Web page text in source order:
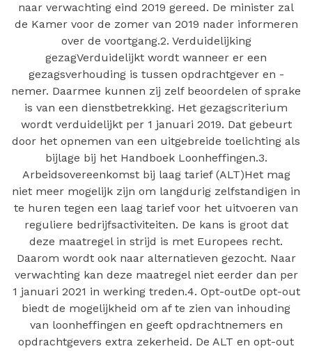
naar verwachting eind 2019 gereed. De minister zal
de Kamer voor de zomer van 2019 nader informeren
over de voortgang.2. Verduidelijking
gezagVerduidelijkt wordt wanneer er een
gezagsverhouding is tussen opdrachtgever en -
nemer. Daarmee kunnen zij zelf beoordelen of sprake
is van een dienstbetrekking. Het gezagscriterium
wordt verduidelijkt per 1 januari 2019. Dat gebeurt
door het opnemen van een uitgebreide toelichting als
bijlage bij het Handboek Loonheffingen.3.
Arbeidsovereenkomst bij laag tarief (ALT)Het mag
niet meer mogelijk zijn om langdurig zelfstandigen in
te huren tegen een laag tarief voor het uitvoeren van
reguliere bedrijfsactiviteiten. De kans is groot dat
deze maatregel in strijd is met Europees recht.
Daarom wordt ook naar alternatieven gezocht. Naar
verwachting kan deze maatregel niet eerder dan per
1 januari 2021 in werking treden.4. Opt-outDe opt-out
biedt de mogelijkheid om af te zien van inhouding
van loonheffingen en geeft opdrachtnemers en
opdrachtgevers extra zekerheid. De ALT en opt-out